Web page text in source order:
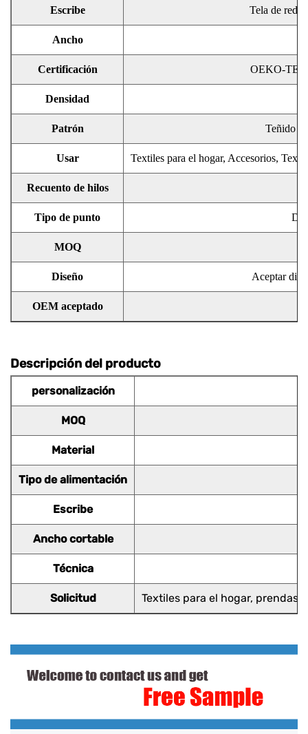
Escribe Tela de red,
Ancho
Certificación OEKO-
Densidad
Patrón Teñido
Usar Textiles para el hogar, Accesorios,
Recuento de hilos
Tipo de punto
MOQ
Diseño Aceptar
OEM aceptado
Descripción del producto
personalización
MOQ
Material
Tipo de alimentación
Escribe
Ancho cortable
Técnica
Solicitud Textiles para el hogar, prendas